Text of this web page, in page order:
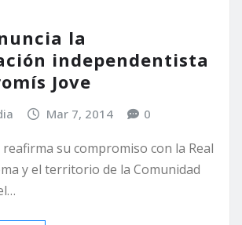
la
independentista
Jove
Mar 7, 2014 0
su compromiso con la Real
y el territorio de la Comunidad